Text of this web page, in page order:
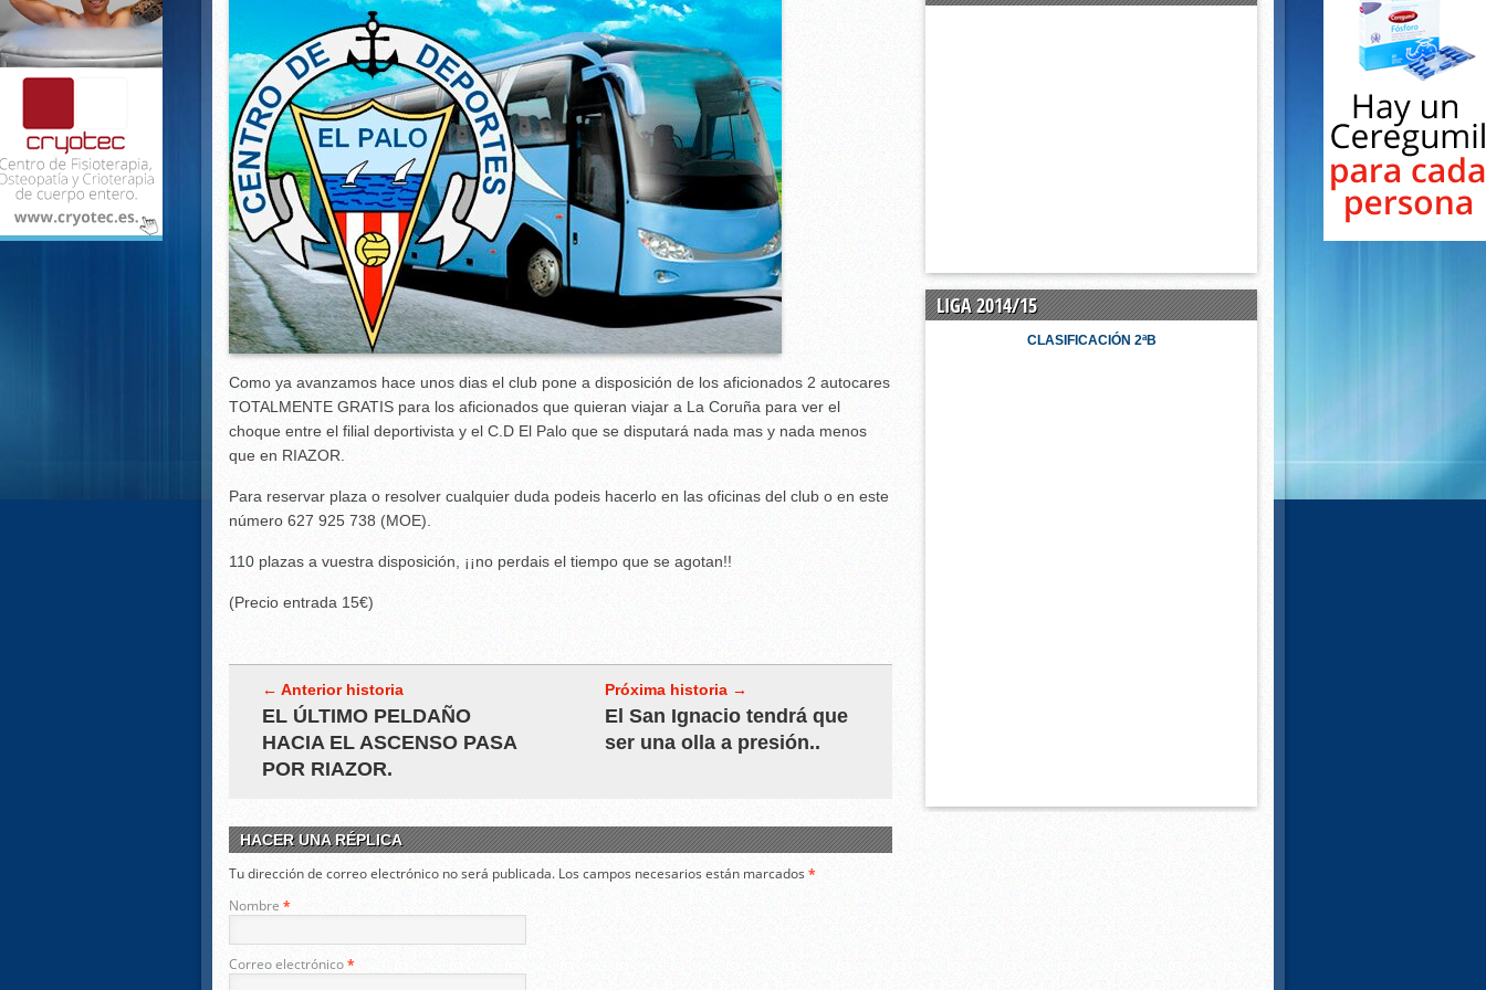
Presentada la tercera equipación
El C.D El Palo incorpora a su plantilla al portero malagueño Adrián Jiménez Ballesteros.
Tercer empate de pretemporada en Alhaurín de la Torre (3-3)
El Palo golea al Cacereño y se gusta para mantenerse invicto (4-1)
Como ya avanzamos hace unos dias el club pone a disposición de los aficionados 2 autocares
TOTALMENTE GRATIS para los aficionados que quieran viajar a La Coruña para ver el
choque entre el filial deportivista y el C.D El Palo que se disputará nada mas y nada menos
que en RIAZOR.
Para reservar plaza o resolver cualquier duda podeis hacerlo en las oficinas del club o en este
número 627 925 738 (MOE).
110 plazas a vuestra disposición, ¡¡no perdais el tiempo que se agotan!!
(Precio entrada 15€)
← Anterior historia
EL ÚLTIMO PELDAÑO
HACIA EL ASCENSO PASA
POR RIAZOR.
Próxima historia →
El San Ignacio tendrá que
ser una olla a presión..
HACER UNA RÉPLICA
Tu dirección de correo electrónico no será publicada. Los campos necesarios están marcados*
Nombre *
Correo electrónico*
LIGA 2014/15
CLASIFICACIÓN 2ªB